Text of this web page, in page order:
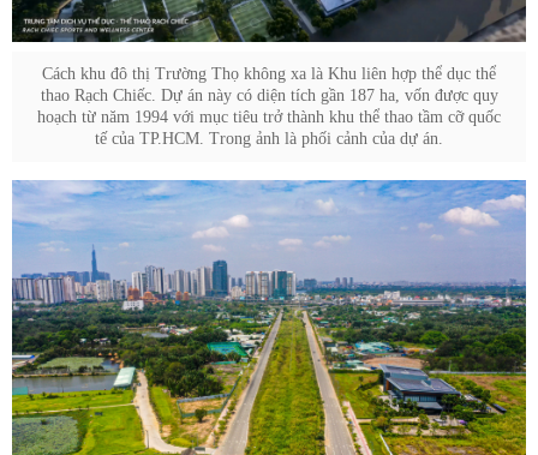
Cách khu đô thị Trường Thọ không xa là Khu liên hợp thể dục thể
thao Rạch Chiếc. Dự án này có diện tích gần 187 ha, vốn được quy
hoạch từ năm 1994 với mục tiêu trở thành khu thể thao tầm cỡ quốc
tế của TP.HCM. Trong ảnh là phối cảnh của dự án.